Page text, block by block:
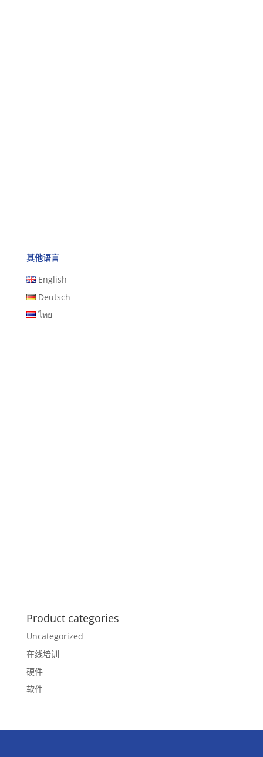
其他语言
English
Deutsch
ไทย
Product categories
Uncategorized
在线培训
硬件
软件